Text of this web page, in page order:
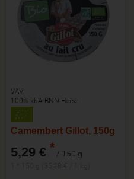
VAV
100% kbA BNN-Herst
Camembert Gillot, 150g
5,29 € * / 150 g